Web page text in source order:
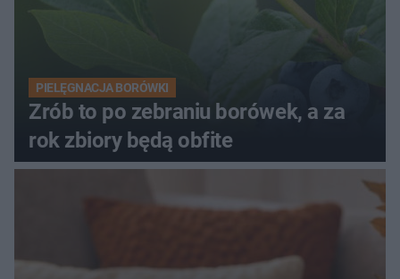
PIELĘGNACJA BORÓWKI
Zrób to po zebraniu borówek, a za
rok zbiory będą obfite